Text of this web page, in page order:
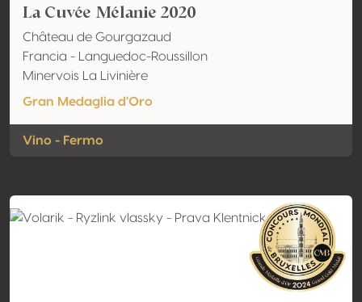
La Cuvée Mélanie 2020
Château de Gourgazaud
Francia - Languedoc-Roussillon
Minervois La Livinière
Gran Medaglia d'Oro
Vino - Fermo